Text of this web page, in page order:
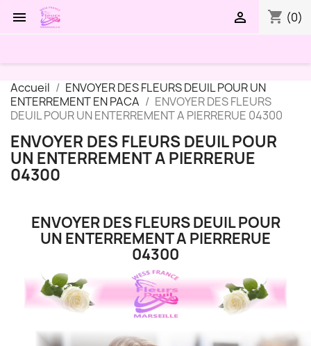
 shopping_cart (0)

Accueil
ENVOYER DES FLEURS DEUIL POUR UN
ENTERREMENT EN PACA
ENVOYER DES FLEURS
DEUIL POUR UN ENTERREMENT A PIERRERUE 04300
ENVOYER DES FLEURS DEUIL POUR
UN ENTERREMENT A PIERRERUE
04300
ENVOYER DES FLEURS DEUIL POUR
UN ENTERREMENT A PIERRERUE
04300